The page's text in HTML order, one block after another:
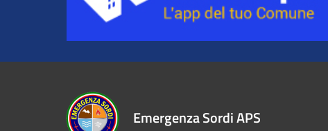
Emergenza Sordi APS